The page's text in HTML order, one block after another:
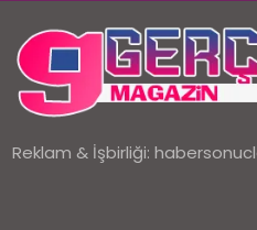
EKONOMI
Reklam & İşbirliği: